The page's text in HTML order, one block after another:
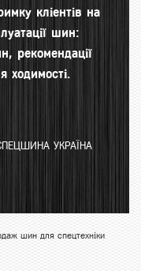
кліентів на
шин:
рекомендації
ходимості.
СПЕЦШИНА УКРАЇНА
шин для спецтехніки